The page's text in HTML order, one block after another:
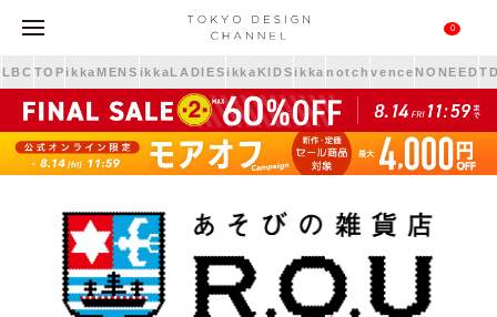
0
LBC TOP ikkaMENS ikkaLADIES ikkaKIDS ikka notch vence NONEED